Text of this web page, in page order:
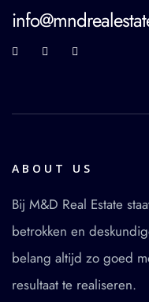
ABOUT US
Bij M&D Real Estate
betrokken en
belang altijd zo goed
resultaat te realiseren.